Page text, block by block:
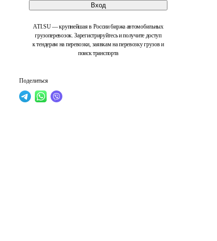
Вход
ATI.SU — крупнейшая в России биржа автомобильных
грузоперевозок. Зарегистрируйтесь и получите доступ
к тендерам на перевозки, заявкам на перевозку грузов и
поиск транспорта
Поделиться